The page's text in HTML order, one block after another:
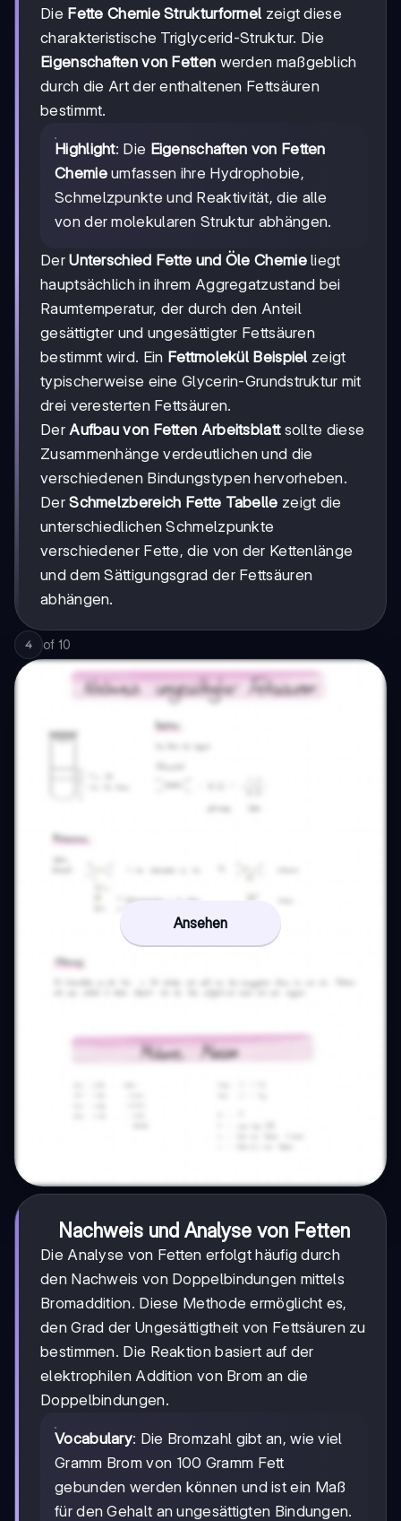
Die Fette Chemie Strukturformel zeigt diese
charakteristische Triglycerid-Struktur. Die
Eigenschaften von Fetten werden maßgeblich
durch die Art der enthaltenen Fettsäuren
bestimmt.
Highlight: Die Eigenschaften von Fetten
Chemieumfassen ihre Hydrophobie,
Schmelzpunkte und Reaktivität, die alle
von der molekularen Struktur abhängen.
DerUnterschied Fette und Öle Chemieliegt
hauptsächlich in ihrem Aggregatzustand bei
Raumtemperatur, der durch den Anteil
gesättigter und ungesättigter Fettsäuren
bestimmt wird. Ein Fettmolekül Beispiel zeigt
typischerweise eine Glycerin-Grundstruktur mit
drei veresterten Fettsäuren.
DerAufbau von Fetten Arbeitsblattsollte diese
Zusammenhänge verdeutlichen und die
verschiedenen Bindungstypen hervorheben.
DerSchmelzbereich Fette Tabelle zeigt die
unterschiedlichen Schmelzpunkte
verschiedener Fette, die von der Kettenlänge
und dem Sättigungsgrad der Fettsäuren
abhängen.
4 of 10
Ansehen
Nachweis und Analyse von Fetten
Die Analyse von Fetten erfolgt häufig durch
den Nachweis von Doppelbindungen mittels
Bromaddition. Diese Methode ermöglicht es,
den Grad der Ungesättigtheit von Fettsäuren zu
bestimmen. Die Reaktion basiert auf der
elektrophilen Addition von Brom an die
Doppelbindungen.
Vocabulary: Die Bromzahl gibt an, wie viel
Gramm Brom von 100 Gramm Fett
gebunden werden können und ist ein Maß
für den Gehalt an ungesättigten Bindungen.